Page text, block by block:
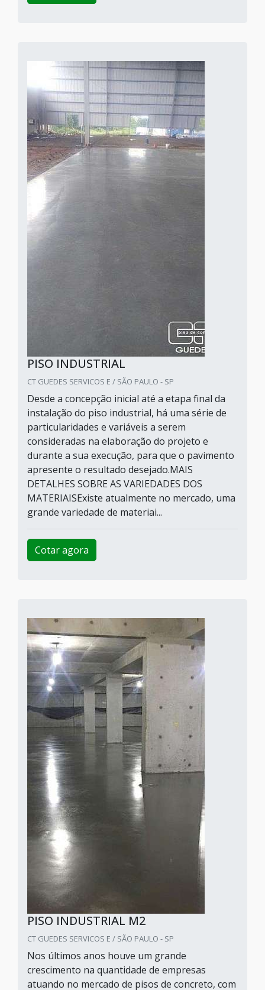
PISO INDUSTRIAL
CT GUEDES SERVICOS E / SÃO PAULO - SP
Desde a concepção inicial até a etapa final da
instalação do piso industrial, há uma série de
particularidades e variáveis a serem
consideradas na elaboração do projeto e
durante a sua execução, para que o pavimento
apresente o resultado desejado.MAIS
DETALHES SOBRE AS VARIEDADES DOS
MATERIAISExiste atualmente no mercado, uma
grande variedade de materiai...
Cotar agora
PISO INDUSTRIAL M2
CT GUEDES SERVICOS E / SÃO PAULO - SP
Nos últimos anos houve um grande
crescimento na quantidade de empresas
atuando no mercado de pisos de concreto, com